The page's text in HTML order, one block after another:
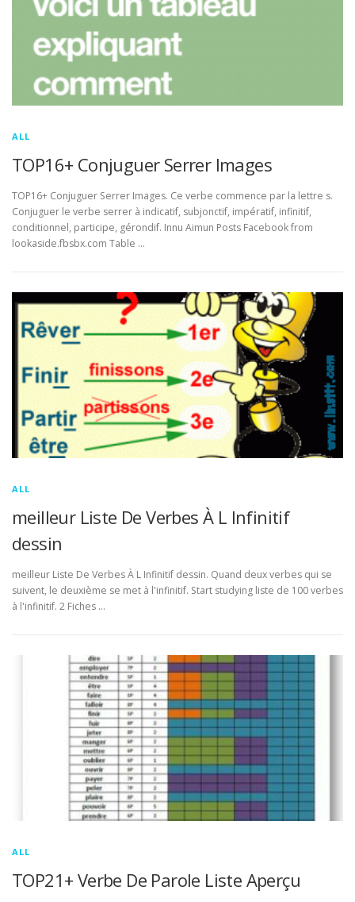
ALL
TOP16+ Conjuguer Serrer Images
TOP16+ Conjuguer Serrer Images. Ce verbe commence par la lettre s.
Conjuguer le verbe serrer à indicatif, subjonctif, impératif, infinitif,
conditionnel, participe, gérondif. Innu Aimun Posts Facebook from
lookaside.fbsbx.com Table …
ALL
meilleur Liste De Verbes À L Infinitif
dessin
meilleur Liste De Verbes À L Infinitif dessin. Quand deux verbes qui se
suivent, le deuxième se met à l'infinitif. Start studying liste de 100 verbes
à l'infinitif. 2 Fiches …
ALL
TOP21+ Verbe De Parole Liste Aperçu